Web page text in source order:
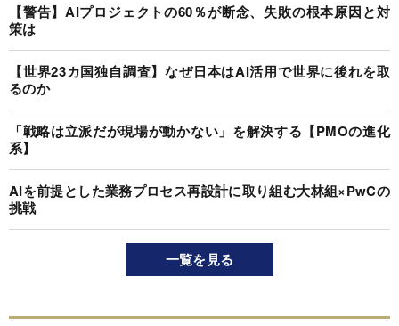
【警告】AIプロジェクトの60％が断念、失敗の根本原因と対
策は
【世界23カ国独自調査】なぜ日本はAI活用で世界に後れを取
るのか
「戦略は立派だが現場が動かない」を解決する【PMOの進化
系】
AIを前提とした業務プロセス再設計に取り組む大林組×PwCの
挑戦
一覧を見る